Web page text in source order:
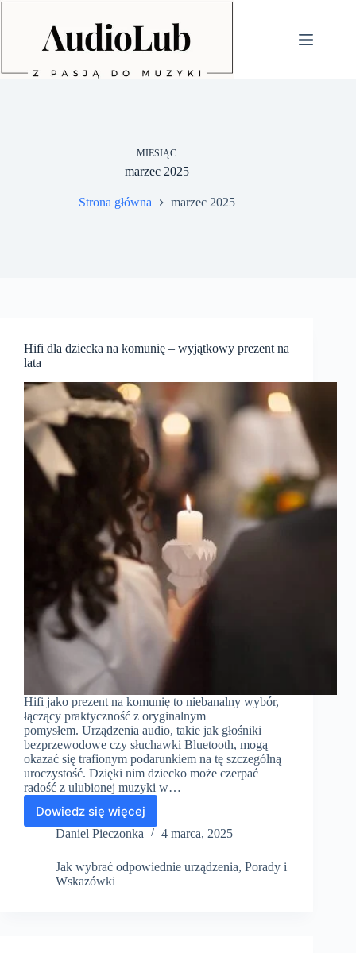
Przejdź
MIESIĄC
marzec 2025
Strona główna marzec 2025
Hifi dla dziecka na komunię – wyjątkowy prezent na
lata
Hifi jako prezent na komunię to niebanalny wybór,
łączący praktyczność z oryginalnym
pomysłem. Urządzenia audio, takie jak głośniki
bezprzewodowe czy słuchawki Bluetooth, mogą
okazać się trafionym podarunkiem na tę szczególną
uroczystość. Dzięki nim dziecko może czerpać
radość z ulubionej muzyki w…
Dowiedz się więcej
Hifi
dla
na
komunię
Daniel Pieczonka 4 marca, 2025
Jak wybrać odpowiednie urządzenia, Porady i
Wskazówki